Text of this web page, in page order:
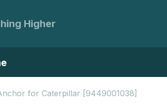
Higher
for Caterpillar [9449001038]